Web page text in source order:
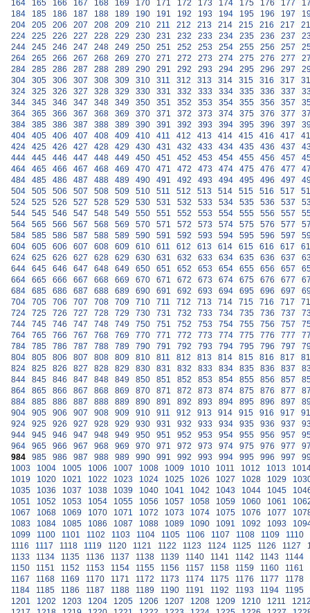
164
165 166 167 168 169 170 171 172 173 174 175 176 177
184
185 186 187 188 189 190 191 192 193 194 195 196 197
204
205 206 207 208 209 210 211 212 213 214 215 216 217
224
225 226 227 228 229 230 231 232 233 234 235 236 237
244
245 246 247 248 249 250 251 252 253 254 255 256 257
264
265 266 267 268 269 270 271 272 273 274 275 276 277
284
285 286 287 288 289 290 291 292 293 294 295 296 297
304
305 306 307 308 309 310 311 312 313 314 315 316 317
324
325 326 327 328 329 330 331 332 333 334 335 336 337
344
345 346 347 348 349 350 351 352 353 354 355 356 357
364
365 366 367 368 369 370 371 372 373 374 375 376 377
384
385 386 387 388 389 390 391 392 393 394 395 396 397
404
405 406 407 408 409 410 411 412 413 414 415 416 417
424
425 426 427 428 429 430 431 432 433 434 435 436 437
444
445 446 447 448 449 450 451 452 453 454 455 456 457
464
465 466 467 468 469 470 471 472 473 474 475 476 477
484
485 486 487 488 489 490 491 492 493 494 495 496 497
504
505 506 507 508 509 510 511 512 513 514 515 516 517
524
525 526 527 528 529 530 531 532 533 534 535 536 537
544
545 546 547 548 549 550 551 552 553 554 555 556 557
564
565 566 567 568 569 570 571 572 573 574 575 576 577
584
585 586 587 588 589 590 591 592 593 594 595 596 597
604
605 606 607 608 609 610 611 612 613 614 615 616 617
624
625 626 627 628 629 630 631 632 633 634 635 636 637
644
645 646 647 648 649 650 651 652 653 654 655 656 657
664
665 666 667 668 669 670 671 672 673 674 675 676 677
684
685 686 687 688 689 690 691 692 693 694 695 696 697
704
705 706 707 708 709 710 711 712 713 714 715 716 717
724
725 726 727 728 729 730 731 732 733 734 735 736 737
744
745 746 747 748 749 750 751 752 753 754 755 756 757
764
765 766 767 768 769 770 771 772 773 774 775 776 777
784
785 786 787 788 789 790 791 792 793 794 795 796 797
804
805 806 807 808 809 810 811 812 813 814 815 816 817
824
825 826 827 828 829 830 831 832 833 834 835 836 837
844
845 846 847 848 849 850 851 852 853 854 855 856 857
864
865 866 867 868 869 870 871 872 873 874 875 876 877
884
885 886 887 888 889 890 891 892 893 894 895 896 897
904
905 906 907 908 909 910 911 912 913 914 915 916 917
924
925 926 927 928 929 930 931 932 933 934 935 936 937
944
945 946 947 948 949 950 951 952 953 954 955 956 957
964
965 966 967 968 969 970 971 972 973 974 975 976 977
984
985 986 987 988 989 990 991 992 993 994 995 996 997
1003
1004 1005 1006 1007 1008 1009 1010 1011 1012 1013
1019
1020 1021 1022 1023 1024 1025 1026 1027 1028 1029
1035
1036 1037 1038 1039 1040 1041 1042 1043 1044 1045
1051
1052 1053 1054 1055 1056 1057 1058 1059 1060 1061
1067
1068 1069 1070 1071 1072 1073 1074 1075 1076 1077
1083
1084 1085 1086 1087 1088 1089 1090 1091 1092 1093
1099
1100 1101 1102 1103 1104 1105 1106 1107 1108 1109
1110
1116
1117 1118 1119 1120 1121 1122 1123 1124 1125 1126 1127
1133
1134 1135 1136 1137 1138 1139 1140 1141 1142 1143
1144
1150
1151 1152 1153 1154 1155 1156 1157 1158 1159 1160
1161
1167
1168 1169 1170 1171 1172 1173 1174 1175 1176 1177
1178
1184
1185 1186 1187 1188 1189 1190 1191 1192 1193 1194
1195
1201
1202 1203 1204 1205 1206 1207 1208 1209 1210 1211